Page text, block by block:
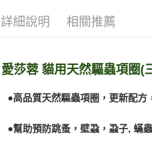
詳細說明 相關推薦
愛莎蓉 貓用天然驅蟲項圈(
●高品質天然驅蟲項圈，更新配
●幫助預防跳蚤，壁蝨，蝨子, 蟎